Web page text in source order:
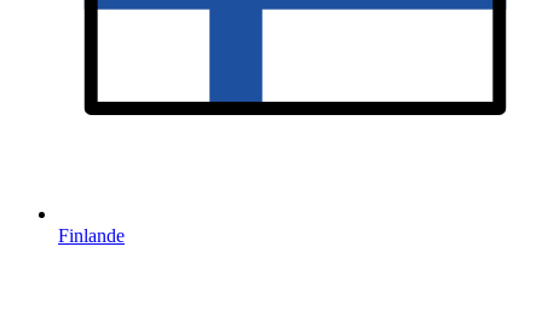
Finlande